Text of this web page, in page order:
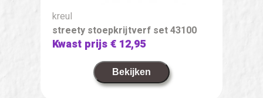
kreul
streety stoepkrijtverf set 43100
Kwast prijs€ 12,95
Bekijken